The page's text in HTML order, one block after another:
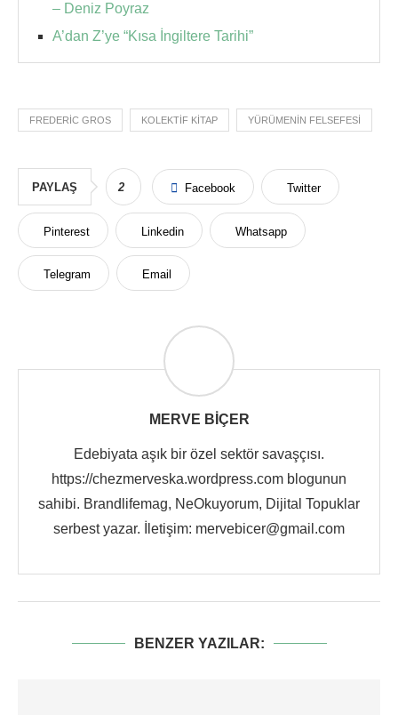
– Deniz Poyraz
A’dan Z’ye “Kısa İngiltere Tarihi”
FREDERIC GROS KOLEKTIF KITAP YÜRÜMENIN FELSEFESI
PAYLAŞ 2 Facebook Twitter
Pinterest Linkedin Whatsapp
Telegram Email
MERVE BIÇER
Edebiyata aşık bir özel sektör savaşçısı.
https://chezmerveska.wordpress.com blogunun
sahibi. Brandlifemag, NeOkuyorum, Dijital Topuklar
serbest yazar. İletişim: mervebicer@gmail.com
BENZER YAZILAR: